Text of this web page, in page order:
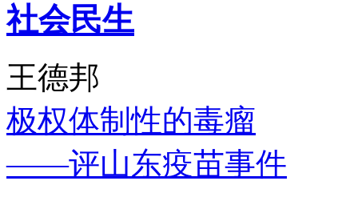
社会民生
王德邦
极权体制性的毒瘤
——评山东疫苗事件